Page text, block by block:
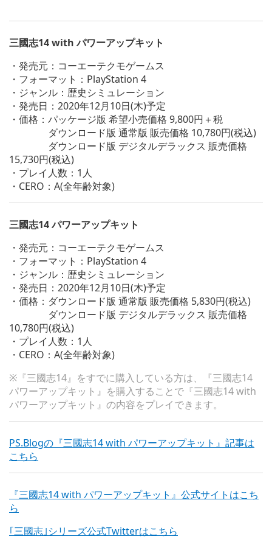
三國志14 with パワーアップキット
・発売元：コーエーテクモゲームス
・フォーマット：PlayStation 4
・ジャンル：歴史シミュレーション
・発売日：2020年12月10日(木)予定
・価格：パッケージ版 希望小売価格 9,800円＋税
ダウンロード版 通常版 販売価格 10,780円(税込)
ダウンロード版 デジタルデラックス 販売価格
15,730円(税込)
・プレイ人数：1人
・CERO：A(全年齢対象)
三國志14 パワーアップキット
・発売元：コーエーテクモゲームス
・フォーマット：PlayStation 4
・ジャンル：歴史シミュレーション
・発売日：2020年12月10日(木)予定
・価格：ダウンロード版 通常版 販売価格 5,830円(税込)
ダウンロード版 デジタルデラックス 販売価格
10,780円(税込)
・プレイ人数：1人
・CERO：A(全年齢対象)
※『三國志14』をすでに購入している方は、『三國志14
パワーアップキット』を購入することで『三國志14 with
パワーアップキット』の内容をプレイできます。
PS.Blogの『三國志14 with パワーアップキット』記事は
こちら
『三國志14 with パワーアップキット』公式サイトはこち
ら
｢三國志｣シリーズ公式Twitterはこちら